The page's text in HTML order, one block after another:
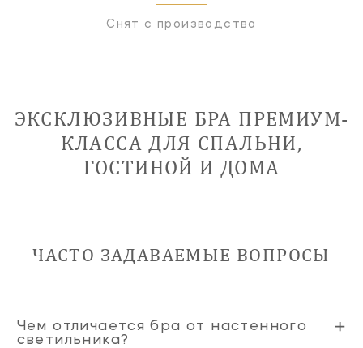
Снят с производства
ЭКСКЛЮЗИВНЫЕ БРА ПРЕМИУМ-
КЛАССА ДЛЯ СПАЛЬНИ,
ГОСТИНОЙ И ДОМА
ЧАСТО ЗАДАВАЕМЫЕ ВОПРОСЫ
Чем отличается бра от настенного
светильника?